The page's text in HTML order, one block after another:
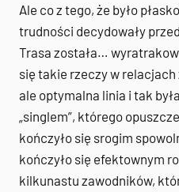
Ale co z tego, że było
trudności decydowały
Trasa została…
się takie rzeczy w
ale optymalna linia i tak
„singlem”, którego
kończyło się srogim
kończyło się efektownym
kilkunastu zawodników,